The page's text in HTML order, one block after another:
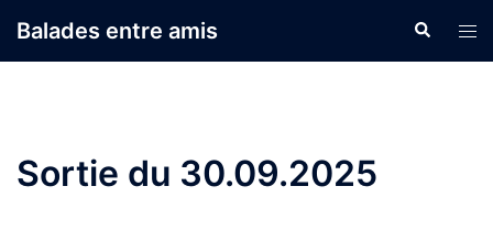
auBalades entre amis
le
Sortie du 30.09.2025